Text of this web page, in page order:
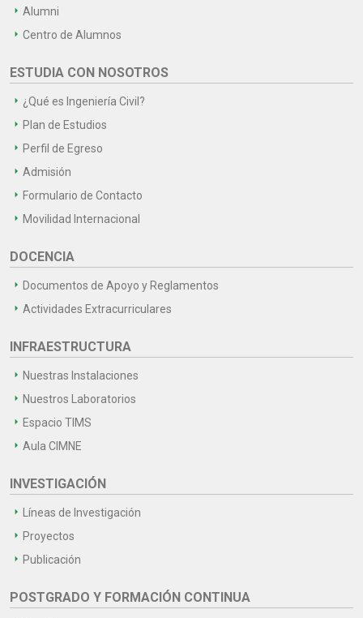
Alumni
Centro de Alumnos
ESTUDIA CON NOSOTROS
¿Qué es Ingeniería Civil?
Plan de Estudios
Perfil de Egreso
Admisión
Formulario de Contacto
Movilidad Internacional
DOCENCIA
Documentos de Apoyo y Reglamentos
Actividades Extracurriculares
INFRAESTRUCTURA
Nuestras Instalaciones
Nuestros Laboratorios
Espacio TIMS
Aula CIMNE
INVESTIGACIÓN
Líneas de Investigación
Proyectos
Publicación
POSTGRADO Y FORMACIÓN CONTINUA